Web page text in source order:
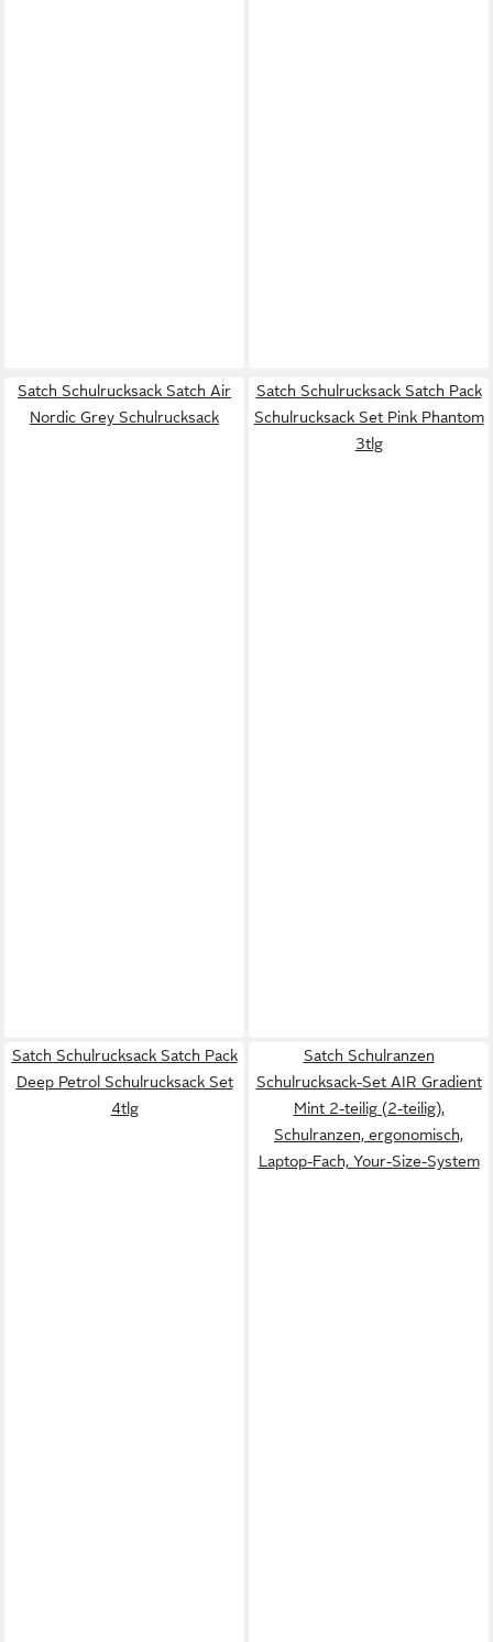
Satch Schulrucksack Satch Air
Nordic Grey Schulrucksack
Satch Schulrucksack Satch Pack
Schulrucksack Set Pink Phantom
3tlg
Satch Schulrucksack Satch Pack
Deep Petrol Schulrucksack Set
4tlg
Satch Schulranzen
Schulrucksack-Set AIR Gradient
Mint 2-teilig (2-teilig),
Schulranzen, ergonomisch,
Laptop-Fach, Your-Size-System